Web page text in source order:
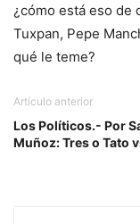
¿cómo está eso de
Tuxpan, Pepe
qué le teme?
Artículo anterior
Los Políticos.- Por
Muñoz: Tres o Tato